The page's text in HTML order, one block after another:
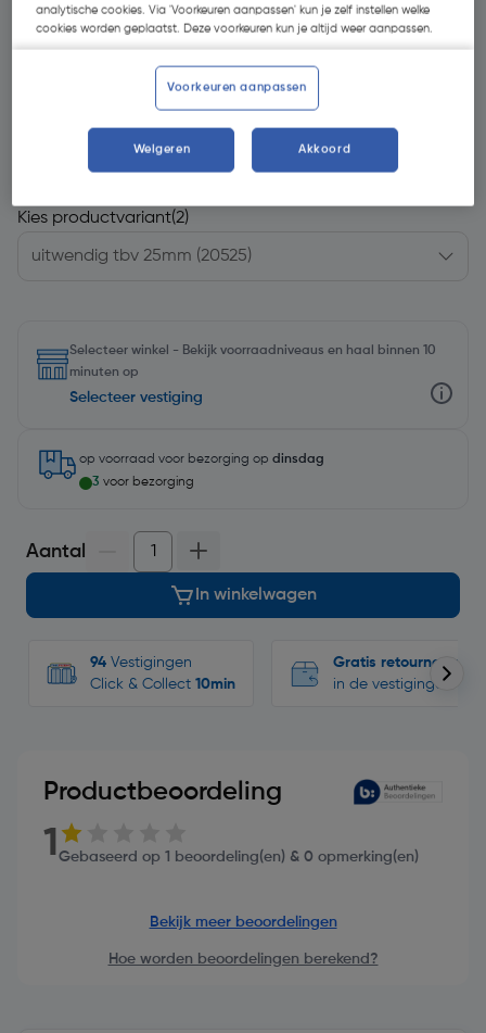
€ 54,42 | Excl. btw € 44,98
Kies productvariant(2)
Selecteer winkel - Bekijk voorraadniveaus en haal binnen 10
minuten op
Selecteer vestiging
op voorraad voor bezorging op dinsdag
3 voor bezorging
Aantal
In winkelwagen
94 Vestigingen
Click & Collect 10min
Gratis retourneren
in de vestigingen
Productbeoordeling
1 Gebaseerd op 1 beoordeling(en) & 0 opmerking(en)
Bekijk meer beoordelingen
Hoe worden beoordelingen berekend?
analytische cookies. Via 'Voorkeuren aanpassen' kun je zelf instellen welke
cookies worden geplaatst. Deze voorkeuren kun je altijd weer aanpassen.
Voorkeuren aanpassen
Weigeren Akkoord